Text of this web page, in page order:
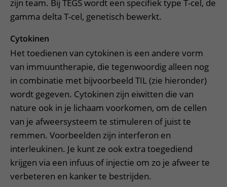
zijn team. Bij TEGS wordt een specifiek type T-cel, de
gamma delta T-cel, genetisch bewerkt.
Cytokinen
Het toedienen van cytokinen is een andere vorm
van immuuntherapie, die tegenwoordig alleen nog
in combinatie met bijvoorbeeld TIL (zie hieronder)
wordt gegeven. Cytokinen zijn eiwitten die van
nature ook in je lichaam voorkomen, om de cellen
van je afweersysteem te stimuleren of juist te
remmen. Voorbeelden zijn interferon en
interleukinen. Je kunt ze ook extra toegediend
krijgen via een infuus of injectie om zo je afweer te
verbeteren en kanker te bestrijden.